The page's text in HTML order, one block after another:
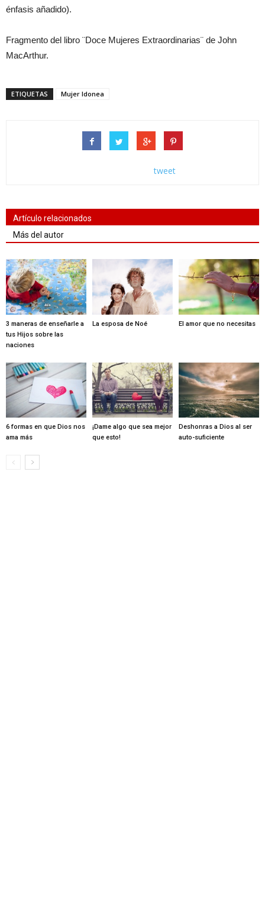
énfasis añadido).
Fragmento del libro ¨Doce Mujeres Extraordinarias¨ de John
MacArthur.
ETIQUETAS Mujer Idonea
tweet
Artículo relacionados
Más del autor
3 maneras de enseñarle a
tus Hijos sobre las
naciones
La esposa de Noé El amor que no necesitas
6 formas en que Dios nos
ama más
¡Dame algo que sea mejor
que esto!
Deshonras a Dios al ser
auto-suficiente